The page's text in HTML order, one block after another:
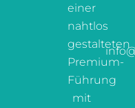
einer
nahtlos
gestalteten
Premium-
Führung
mit